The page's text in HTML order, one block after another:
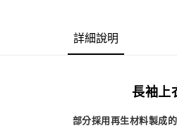
每筆NT$80，滿NT$1,500(含以上)免運
詳細說明
長袖上
部分採用再生材料製成